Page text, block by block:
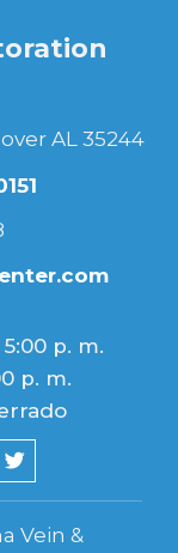
AL 35244
p. m.
p. m.
Vein &